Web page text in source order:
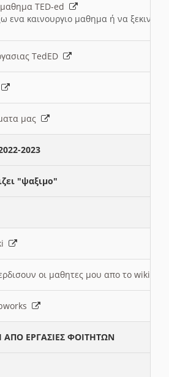
TED-ed
ενα καινουργιο μαθημα ή να
TedED
μας
2023
"ψαξιμο"
οι μαθητες μου απο το wiki
ΑΠΟ ΕΡΓΑΣΙΕΣ ΦΟΙΤΗΤΩΝ